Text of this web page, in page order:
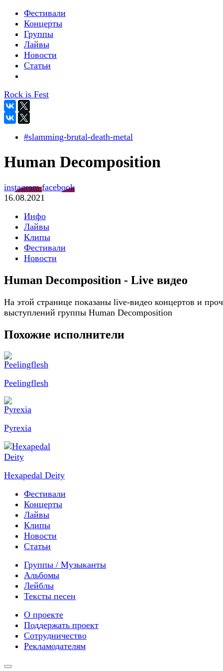
Фестивали
Концерты
Группы
Лайвы
Новости
Статьи
Rock is Fest
#slamming-brutal-death-metal
Human Decomposition
instagramfacebook
16.08.2021
Инфо
Лайвы
Клипы
Фестивали
Новости
Human Decomposition - Live видео
На этой странице показаны live-видео концертов и
выступлений группы Human Decomposition
Похожие исполнители
Peelingflesh
Pyrexia
Hexapedal Deity
Фестивали
Концерты
Лайвы
Клипы
Новости
Статьи
Группы / Музыканты
Альбомы
Лейблы
Тексты песен
О проекте
Поддержать проект
Сотрудничество
Рекламодателям